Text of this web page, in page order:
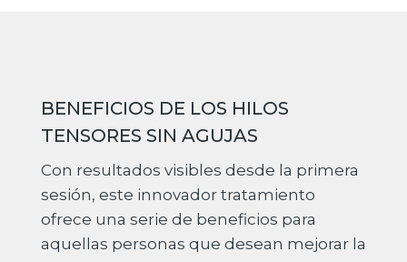
BENEFICIOS DE LOS HILOS
TENSORES SIN AGUJAS
Con resultados visibles desde la primera
sesión, este innovador tratamiento
ofrece una serie de beneficios para
aquellas personas que desean mejorar la